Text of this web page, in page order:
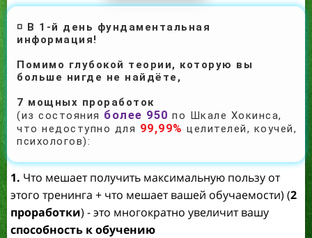
◽ В 1-й день фундаментальная
информация!
Помимо глубокой теории, которую вы
больше нигде не найдёте,
7 мощных проработок
(из состояния более 950 по Шкале Хокинса,
что недоступно для 99,99% целителей, коучей,
психологов):
1. Что мешает получить максимальную пользу от
этого тренинга + что мешает вашей обучаемости) (2
проработки) - это многократно увеличит вашу
способность к обучению